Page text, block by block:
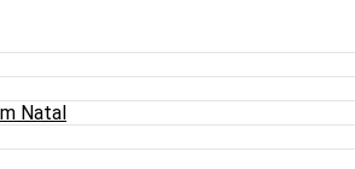
Natal